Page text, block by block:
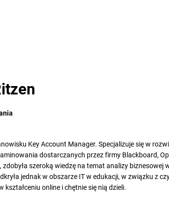
Key Account Manager. Specjalizuje się w
dostarczanych przez firmy Blackboard,
szeroką wiedzę na temat analizy
jednak w obszarze IT w edukacji, w związku z
online i chętnie się nią dzieli.